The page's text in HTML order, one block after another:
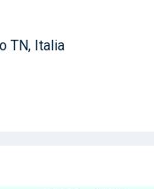
TN, Italia